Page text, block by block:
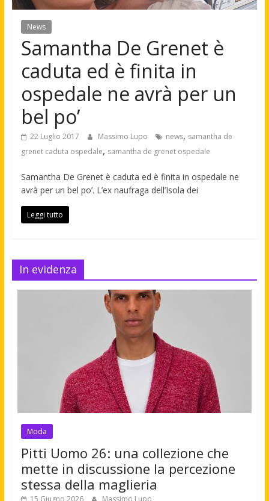
News
Samantha De Grenet è
caduta ed è finita in
ospedale ne avrà per un
bel po’
22 Luglio 2017 Massimo Lupo news, samantha de
grenet caduta ospedale, samantha de grenet ospedale
Samantha De Grenet è caduta ed è finita in ospedale ne
avrà per un bel po’. L’ex naufraga dell’Isola dei
Leggi tutto
In evidenza
Moda
Pitti Uomo 26: una collezione che
mette in discussione la percezione
stessa della maglieria